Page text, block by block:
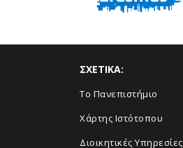
ΣΧΕΤΙΚΑ:
Το Πανεπιστήμιο
Χάρτης Ιστότοπου
Διοικητικές Υπηρεσίες